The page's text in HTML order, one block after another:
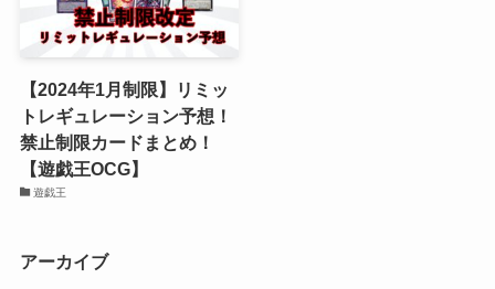
【2024年1月制限】リミッ
トレギュレーション予想！
禁止制限カードまとめ！
【遊戯王OCG】
遊戯王
アーカイブ